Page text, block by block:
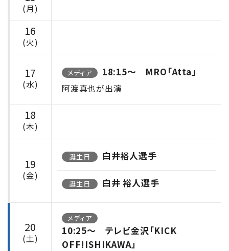
(月)
16
(火)
17
(水)
メディア 18:15〜 MRO「Atta」
阿渡真也が出演
18
(木)
19
(金)
誕生日 白井裕人選手
誕生日 白井 裕人選手
20
(土)
メディア
10:25〜 テレビ金沢「KICK
OFF!ISHIKAWA」